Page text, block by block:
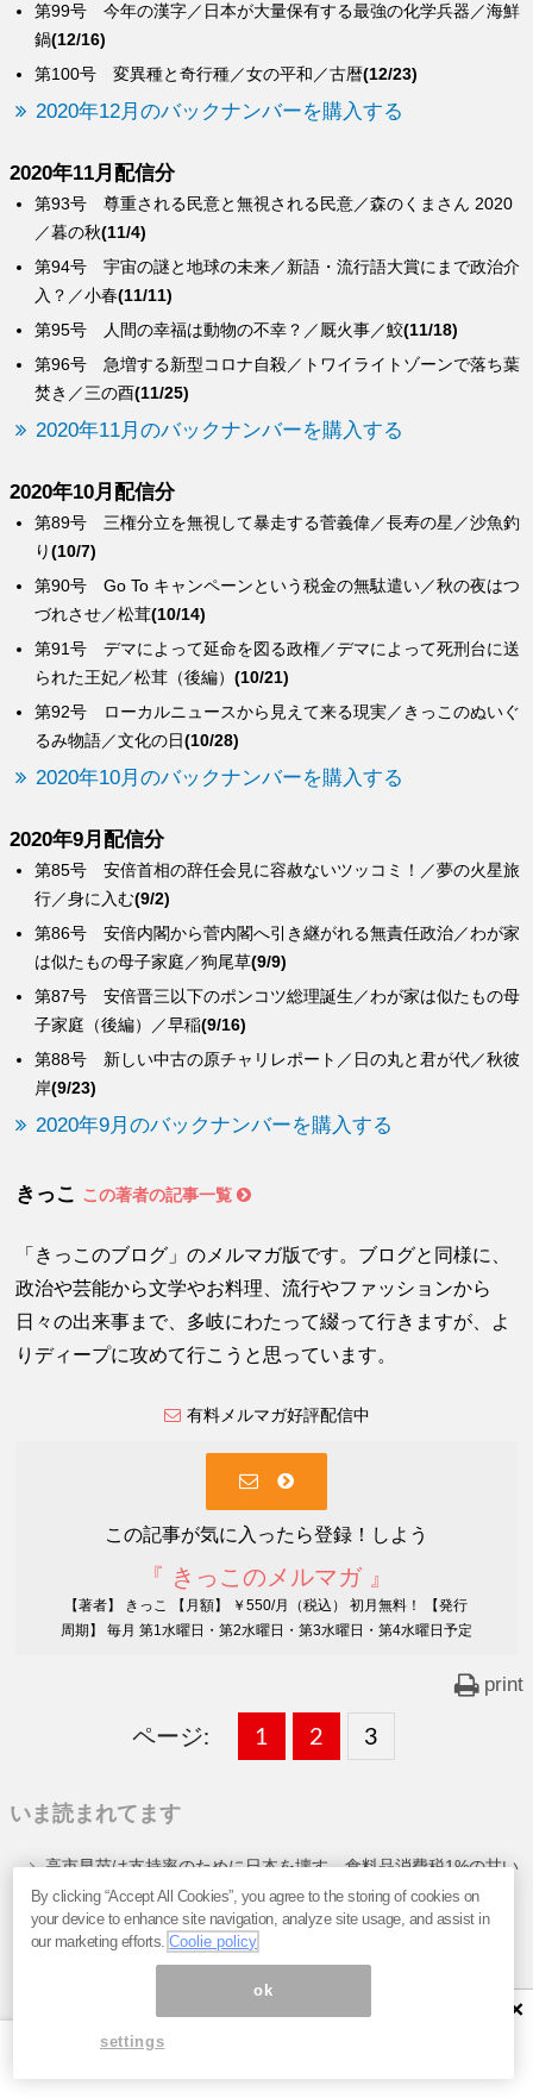
第100号 変異種と奇行種／女の平和／古暦(12/23)
第99号 今年の漢字／日本が大量保有する最強の化学兵器／海鮮
鍋(12/16)
2020年12月のバックナンバーを購入する
2020年11月配信分
第96号 急増する新型コロナ自殺／トワイライトゾーンで落ち葉
焚き／三の酉(11/25)
第95号 人間の幸福は動物の不幸？／厩火事／鮫(11/18)
第94号 宇宙の謎と地球の未来／新語・流行語大賞にまで政治介
入？／小春(11/11)
第93号 尊重される民意と無視される民意／森のくまさん 2020
／暮の秋(11/4)
2020年11月のバックナンバーを購入する
2020年10月配信分
第92号 ローカルニュースから見えて来る現実／きっこのぬいぐ
るみ物語／文化の日(10/28)
第91号 デマによって延命を図る政権／デマによって死刑台に送
られた王妃／松茸（後編）(10/21)
第90号 Go To キャンペーンという税金の無駄遣い／秋の夜はつ
づれさせ／松茸(10/14)
第89号 三権分立を無視して暴走する菅義偉／長寿の星／沙魚釣
り(10/7)
2020年10月のバックナンバーを購入する
2020年9月配信分
第88号 新しい中古の原チャリレポート／日の丸と君が代／秋彼
岸(9/23)
第87号 安倍晋三以下のポンコツ総理誕生／わが家は似たもの母
子家庭（後編）／早稲(9/16)
第86号 安倍内閣から菅内閣へ引き継がれる無責任政治／わが家
は似たもの母子家庭／狗尾草(9/9)
第85号 安倍首相の辞任会見に容赦ないツッコミ！／夢の火星旅
行／身に入む(9/2)
2020年9月のバックナンバーを購入する
きっこ この著者の記事一覧
「きっこのブログ」のメルマガ版です。ブログと同様に、
政治や芸能から文学やお料理、流行やファッションから
日々の出来事まで、多岐にわたって綴って行きますが、よ
りディープに攻めて行こうと思っています。
有料メルマガ好評配信中
この記事が気に入ったら登録！しよう
『 きっこのメルマガ 』
【著者】 きっこ 【月額】 ￥550/月（税込） 初月無料！ 【発行
周期】 毎月 第1水曜日・第2水曜日・第3水曜日・第4水曜日予定
print
ページ:
固
ジ
1 ,
固
ジ
2 ,
固
ジ
3
いま読まれてます
高市早苗は支持率のために日本を壊す。食料品消費税1%の甘い
誘惑に隠された2年後の大増税
「震度7」に耐える免震・耐震技術でも破損。令和8年熊本地震
の「想定を超えた揺れ」が明らかにした“現行基準の弱点”
×
By clicking “Accept All Cookies”, you agree to the storing of cookies on
your device to enhance site navigation, analyze site usage, and assist in
our marketing efforts.Coolie policy
ok
settings